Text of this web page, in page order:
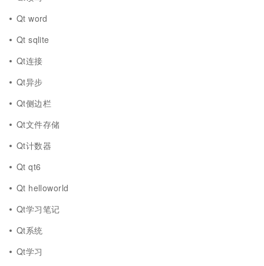
Qt word
Qt sqlite
Qt连接
Qt异步
Qt侧边栏
Qt文件存储
Qt计数器
Qt qt6
Qt helloworld
Qt学习笔记
Qt系统
Qt学习